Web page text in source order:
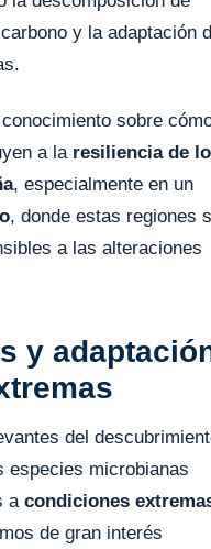
y la adaptación
sobre
a la resiliencia de
, especialmente en un
, donde estas regiones
a las alteraciones
y
del
especies microbianas
a condiciones
de gran interés